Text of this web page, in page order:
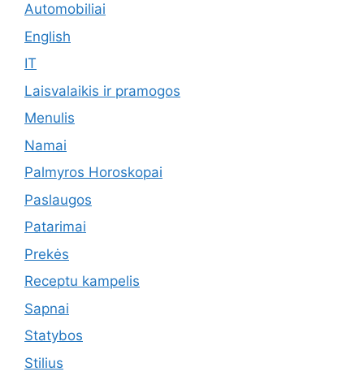
Automobiliai
English
IT
Laisvalaikis ir pramogos
Menulis
Namai
Palmyros Horoskopai
Paslaugos
Patarimai
Prekės
Receptu kampelis
Sapnai
Statybos
Stilius